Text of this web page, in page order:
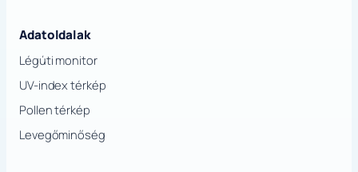
Adatoldalak
Légúti monitor
UV-index térkép
Pollen térkép
Levegőminőség